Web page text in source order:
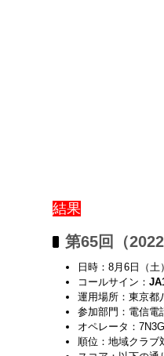
結果
第65回（
日時：8月6日（
コールサイン：
運用場所：東京都
参加部門：電信
オペレータ：
順位：地域クラ